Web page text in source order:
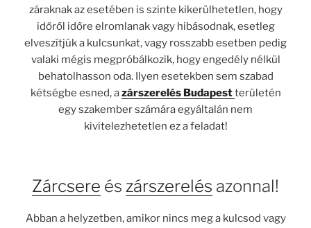
záraknak az esetében is szinte kikerülhetetlen, hogy
időről időre elromlanak vagy hibásodnak, esetleg
elveszítjük a kulcsunkat, vagy rosszabb esetben pedig
valaki mégis megpróbálkozik, hogy engedély nélkül
behatolhasson oda. Ilyen esetekben sem szabad
kétségbe esned, azárszerelés Budapestterületén
egy szakember számára egyáltalán nem
kivitelezhetetlen ez a feladat!
Zárcsere és zárszerelés azonnal!
Abban a helyzetben, amikor nincs meg a kulcsod vagy